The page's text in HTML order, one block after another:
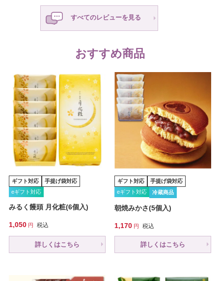
すべてのレビューを見る
おすすめ商品
ギフト対応
手提げ袋対応
eギフト対応
みるく饅頭 月化粧(6個入)
1,050 税込
詳しくはこちら
ギフト対応
手提げ袋対応
eギフト対応
冷蔵商品
朝焼みかさ(5個入)
1,170 税込
詳しくはこちら